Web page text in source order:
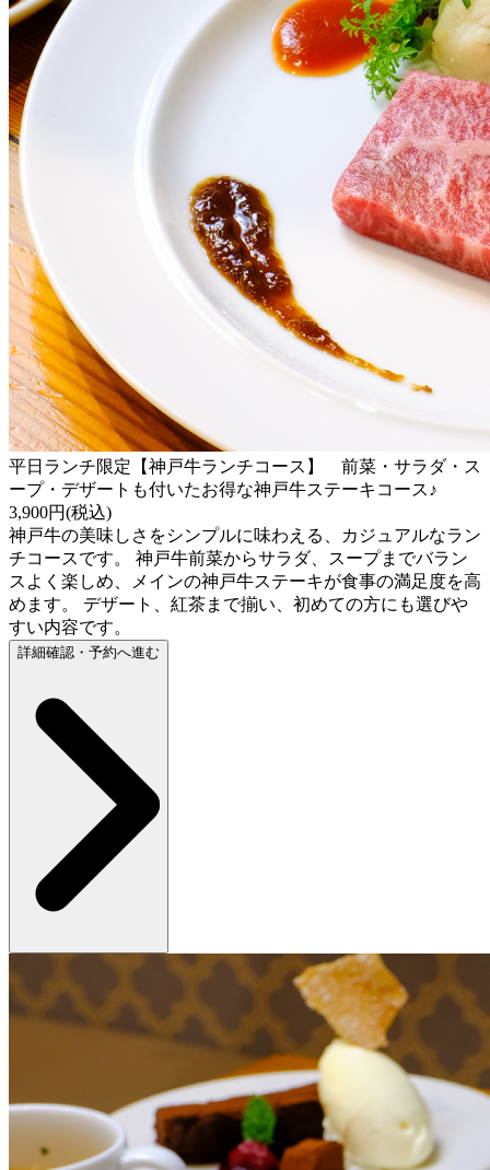
平日ランチ限定【神戸牛ランチコース】 前菜・サラダ・ス
ープ・デザートも付いたお得な神戸牛ステーキコース♪
3,900円(税込)
神戸牛の美味しさをシンプルに味わえる、カジュアルなラン
チコースです。 神戸牛前菜からサラダ、スープまでバラン
スよく楽しめ、メインの神戸牛ステーキが食事の満足度を高
めます。 デザート、紅茶まで揃い、初めての方にも選びや
すい内容です。
詳細確認・予約へ進む